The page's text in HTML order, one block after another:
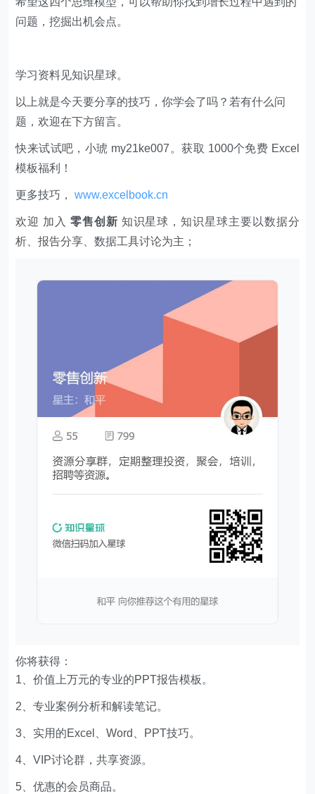
问题，挖掘出机会点。
学习资料见知识星球。
以上就是今天要分享的技巧，你学会了吗？若有什么问
题，欢迎在下方留言。
快来试试吧，小琥 my21ke007。获取 1000个免费 Excel
模板福利​​​​！
更多技巧，www.excelbook.cn
欢迎 加入 零售创新 知识星球，知识星球主要以数据分
析、报告分享、数据工具讨论为主；
你将获得：
1、价值上万元的专业的PPT报告模板。
2、专业案例分析和解读笔记。
3、实用的Excel、Word、PPT技巧。
4、VIP讨论群，共享资源。
5、优惠的会员商品。